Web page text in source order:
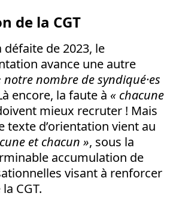
de la CGT
de 2023, le
avance une autre
notre nombre de syndiqué·es
encore, la faute à « chacune
mieux recruter ! Mais
texte d’orientation vient au
et chacun », sous la
accumulation de
visant à renforcer
CGT.